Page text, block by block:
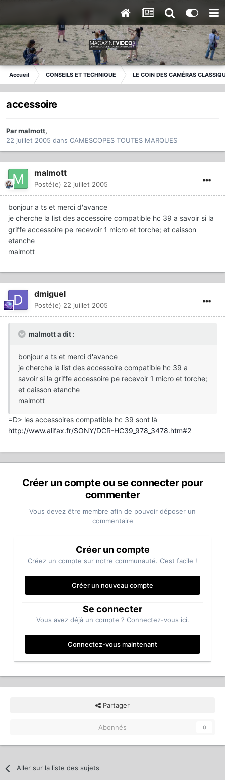
Accueil CONSEILS ET TECHNIQUE LE COIN DES CAMÉRAS
accessoire
Parmalmott,
22 juillet 2005 dans CAMESCOPES TOUTES MARQUES
malmott
Posté(e) 22 juillet 2005
bonjour a ts et merci d'avance
je cherche la list des accessoire compatible hc 39 a savoir si la
griffe accessoire pe recevoir 1 micro et torche; et caisson
etanche
malmott
dmiguel
Posté(e) 22 juillet 2005
malmott a dit :
bonjour a ts et merci d'avance
je cherche la list des accessoire compatible hc 39 a
savoir si la griffe accessoire pe recevoir 1 micro et torche;
et caisson etanche
malmott
=D> les accessoires compatible hc 39 sont là
http://www.alifax.fr/SONY/DCR-HC39_978_3478.htm#2
Créer un compte ou se connecter pour
commenter
Vous devez être membre afin de pouvoir déposer un
commentaire
Créer un compte
Créez un compte sur notre communauté. C’est facile !
Créer un nouveau compte
Se connecter
Vous avez déjà un compte ? Connectez-vous ici.
Connectez-vous maintenant
Partager
Abonnés 0
Aller sur la liste des sujets